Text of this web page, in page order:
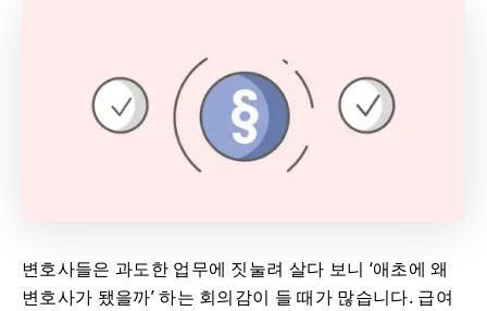
변호사들은 과도한 업무에 짓눌려 살다 보니 ‘애초에 왜
변호사가 됐을까’ 하는 회의감이 들 때가 많습니다. 급여